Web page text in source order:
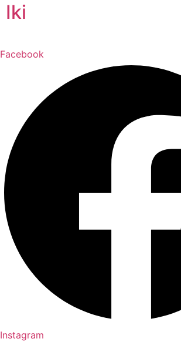
Iki
Facebook
Instagram